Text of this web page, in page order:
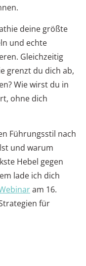
deine größte
und echte
Gleichzeitig
grenzt du dich ab,
Wie wirst du in
ohne dich
Führungsstil nach
und warum
Hebel gegen
lade ich dich
am 16.
für